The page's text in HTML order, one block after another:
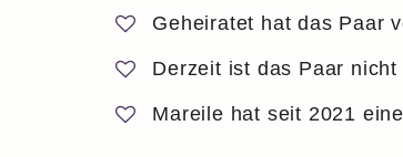
Geheiratet hat das Paar
Derzeit ist das Paar
Mareile hat seit 2021